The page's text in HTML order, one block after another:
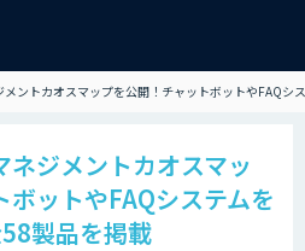
ントカオスマップを公開！チャットボットやFAQシ
ジメントカオスマッ
ットやFAQシステムを
製品を掲載